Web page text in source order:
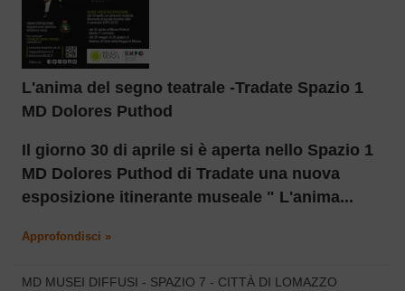
L'anima del segno teatrale -Tradate Spazio 1
MD Dolores Puthod
Il giorno 30 di aprile si è aperta nello Spazio 1
MD Dolores Puthod di Tradate una nuova
esposizione itinerante museale " L'anima...
Approfondisci »
MD MUSEI DIFFUSI - SPAZIO 7 - CITTÀ DI LOMAZZO